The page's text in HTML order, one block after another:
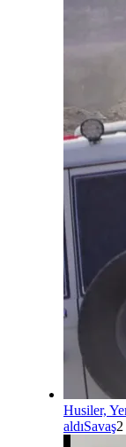
Husiler,
aldıSavaş